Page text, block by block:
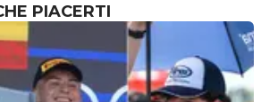
PIACERTI